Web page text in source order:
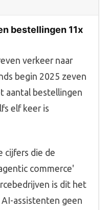
bestellingen 11x
verkeer naar
begin 2025 zeven
aantal bestellingen
elf keer is
cijfers die de
commerce'
is dit het
assistenten geen